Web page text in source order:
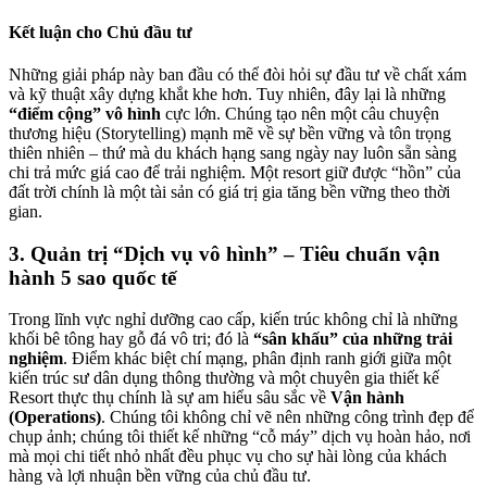
Kết luận cho Chủ đầu tư
Những giải pháp này ban đầu có thể đòi hỏi sự đầu tư về chất xám
và kỹ thuật xây dựng khắt khe hơn. Tuy nhiên, đây lại là những
“điểm cộng” vô hình cực lớn. Chúng tạo nên một câu chuyện
thương hiệu (Storytelling) mạnh mẽ về sự bền vững và tôn trọng
thiên nhiên – thứ mà du khách hạng sang ngày nay luôn sẵn sàng
chi trả mức giá cao để trải nghiệm. Một resort giữ được “hồn” của
đất trời chính là một tài sản có giá trị gia tăng bền vững theo thời
gian.
3. Quản trị “Dịch vụ vô hình” – Tiêu chuẩn vận
hành 5 sao quốc tế
Trong lĩnh vực nghỉ dưỡng cao cấp, kiến trúc không chỉ là những
khối bê tông hay gỗ đá vô tri; đó là “sân khấu” của những trải
nghiệm. Điểm khác biệt chí mạng, phân định ranh giới giữa một
kiến trúc sư dân dụng thông thường và một chuyên gia thiết kế
Resort thực thụ chính là sự am hiểu sâu sắc về Vận hành
(Operations). Chúng tôi không chỉ vẽ nên những công trình đẹp để
chụp ảnh; chúng tôi thiết kế những “cỗ máy” dịch vụ hoàn hảo, nơi
mà mọi chi tiết nhỏ nhất đều phục vụ cho sự hài lòng của khách
hàng và lợi nhuận bền vững của chủ đầu tư.